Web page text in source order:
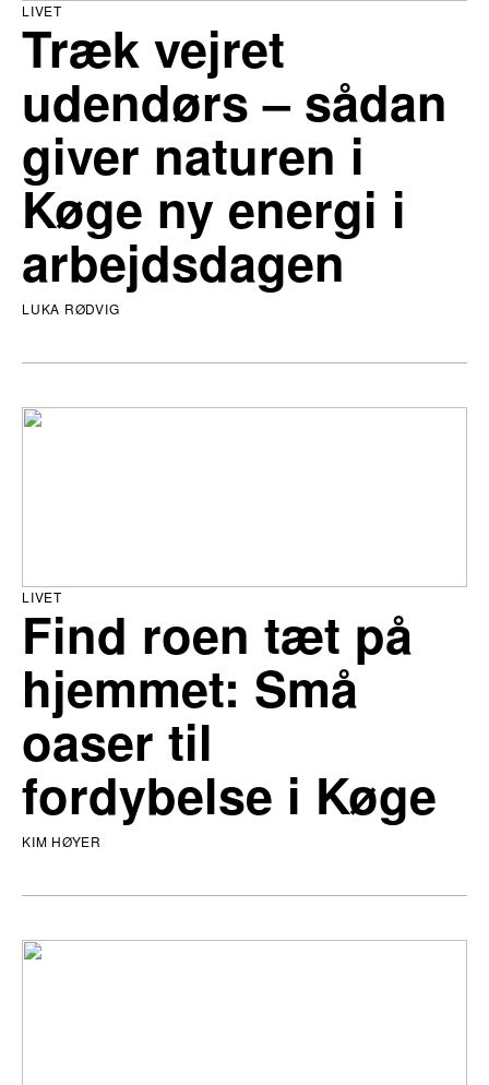
Træk vejret
udendørs – sådan
giver naturen i
Køge ny energi i
arbejdsdagen
LIVET
LUKA RØDVIG
Find roen tæt på
hjemmet: Små
oaser til
fordybelse i Køge
LIVET
KIM HØYER